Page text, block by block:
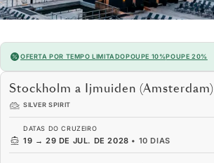
OFERTA POR TEMPO LIMITADOPOUPE 10%POUPE 20%
Stockholm a Ijmuiden (Amsterdam)
SILVER SPIRIT
DATAS DO CRUZEIRO
19 → 29 DE JUL. DE 2028 • 10 DIAS